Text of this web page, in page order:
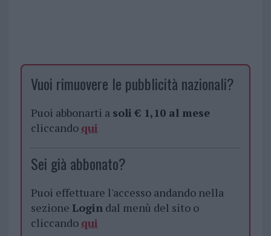
Vuoi rimuovere le pubblicità nazionali?
Puoi abbonarti a soli € 1,10 al mese
cliccando qui
Sei già abbonato?
Puoi effettuare l'accesso andando nella
sezione Logindal menù del sito o
cliccando qui